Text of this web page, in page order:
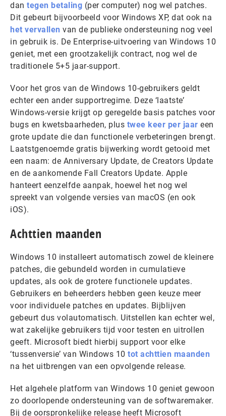
dan tegen betaling (per computer) nog wel patches.
Dit gebeurt bijvoorbeeld voor Windows XP, dat ook na
het vervallen van de publieke ondersteuning nog veel
in gebruik is. De Enterprise-uitvoering van Windows 10
geniet, met een grootzakelijk contract, nog wel de
traditionele 5+5 jaar-support.
Voor het gros van de Windows 10-gebruikers geldt
echter een ander supportregime. Deze ‘laatste’
Windows-versie krijgt op geregelde basis patches voor
bugs en kwetsbaarheden, plus twee keer per jaar een
grote update die dan functionele verbeteringen brengt.
Laatstgenoemde gratis bijwerking wordt getooid met
een naam: de Anniversary Update, de Creators Update
en de aankomende Fall Creators Update. Apple
hanteert eenzelfde aanpak, hoewel het nog wel
spreekt van volgende versies van macOS (en ook
iOS).
Achttien maanden
Windows 10 installeert automatisch zowel de kleinere
patches, die gebundeld worden in cumulatieve
updates, als ook de grotere functionele updates.
Gebruikers en beheerders hebben geen keuze meer
voor individuele patches en updates. Bijblijven
gebeurt dus volautomatisch. Uitstellen kan echter wel,
wat zakelijke gebruikers tijd voor testen en uitrollen
geeft. Microsoft biedt hierbij support voor elke
‘tussenversie’ van Windows 10 tot achttien maanden
na het uitbrengen van een opvolgende release.
Het algehele platform van Windows 10 geniet gewoon
zo doorlopende ondersteuning van de softwaremaker.
Bij de oorspronkelijke release heeft Microsoft